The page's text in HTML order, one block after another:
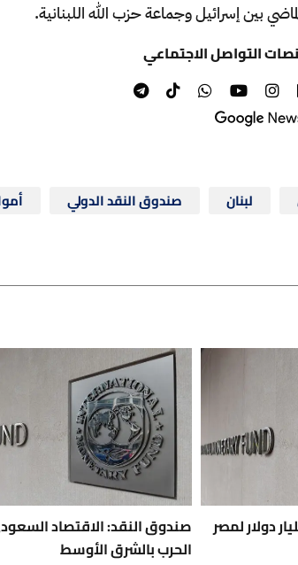
بين إسرائيل وجماعة حزب الله اللبنانية.
التواصل الاجتماعي
لبنان صندوق النقد الدولي
صندوق النقد: الاقتصاد
الحرب بالشرق الأوسط